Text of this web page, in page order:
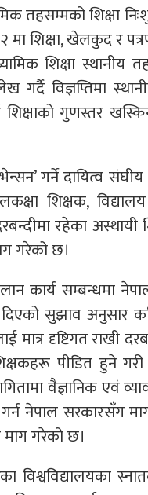
तहसम्मको शिक्षा
शिक्षा, खेलकुद र
शिक्षा स्थानीय
गर्दै विज्ञप्तिमा
शिक्षाको गुणस्तर
गर्ने दायित्व
शिक्षक,
रहेका
गरेको छ।
कार्य सम्बन्धमा
दिएको सुझाव अनुसार
मात्र दृष्टिगत राखी
पीडित हुने गरी
वैज्ञानिक एवं
नेपाल सरकारसँग माग
गरेको छ।
विश्वविद्यालयका